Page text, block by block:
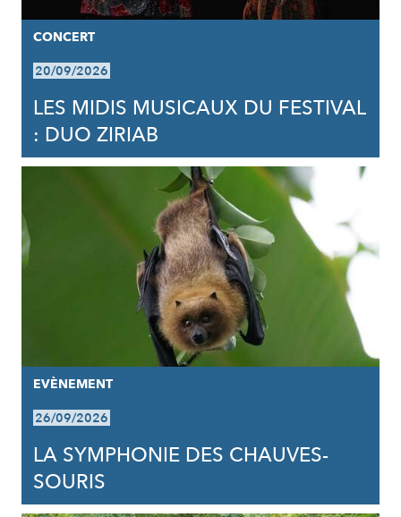
CONCERT
20/09/2026
LES MIDIS MUSICAUX DU FESTIVAL
: DUO ZIRIAB
EVÈNEMENT
26/09/2026
LA SYMPHONIE DES CHAUVES-
SOURIS